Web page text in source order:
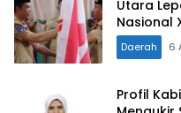
Utara
Nasional
Konut
Daerah 6
Profil